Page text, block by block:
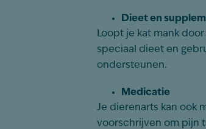
Dieet en
Loopt je kat mank
speciaal dieet en
ondersteunen.
Medicatie
Je dierenarts kan ook
voorschrijven om pijn